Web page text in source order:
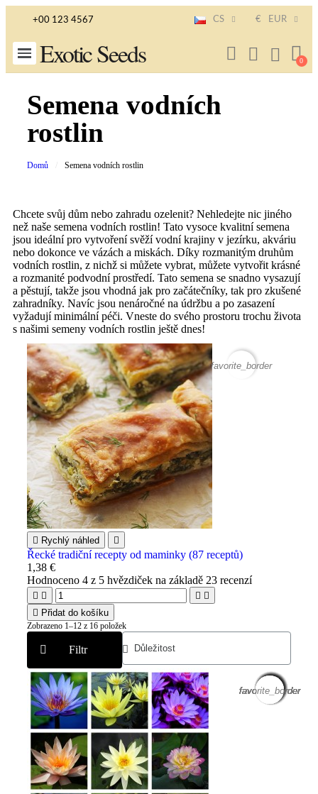
+00 123 4567 CS € EUR
Exotic Seeds
Semena vodních
rostlin
Domů Semena vodních rostlin
Chcete svůj dům nebo zahradu ozelenit? Nehledejte nic jiného
než naše semena vodních rostlin! Tato vysoce kvalitní semena
jsou ideální pro vytvoření svěží vodní krajiny v jezírku, akváriu
nebo dokonce ve vázách a miskách. Díky rozmanitým druhům
vodních rostlin, z nichž si můžete vybrat, můžete vytvořit krásné
a rozmanité podvodní prostředí. Tato semena se snadno vysazují
a pěstují, takže jsou vhodná jak pro začátečníky, tak pro zkušené
zahradníky. Navíc jsou nenáročné na údržbu a po zasazení
vyžadují minimální péči. Vneste do svého prostoru trochu života
s našimi semeny vodních rostlin ještě dnes!
favorite_border
 Rychlý náhled 
Řecké tradiční recepty od maminky (87 receptů)
1,38 €
Hodnoceno4 z 5 hvězdiček na základě 23 recenzí
   
 Přidat do košíku
Filtr
Zobrazeno 1–12 z 16 položek
favorite_border
favorite_border
favorite_border
favorite_border
favorite_border
favorite_border
favorite_border
favorite_border
favorite_border
favorite_border
favorite_border
favorite_border